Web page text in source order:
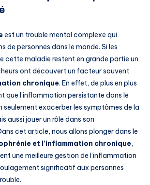
est un trouble mental complexe qui
de personnes dans le monde. Si les
cette maladie restent en grande partie un
ont découvert un facteur souvent
chronique. En effet, de plus en plus
que l’inflammation persistante dans le
seulement exacerber les symptômes de la
aussi jouer un rôle dans son
cet article, nous allons plonger dans le
et l’inflammation chronique,
une meilleure gestion de l’inflammation
significatif aux personnes